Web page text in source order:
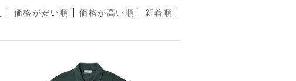
価格が安い順 価格が高い順 新着順